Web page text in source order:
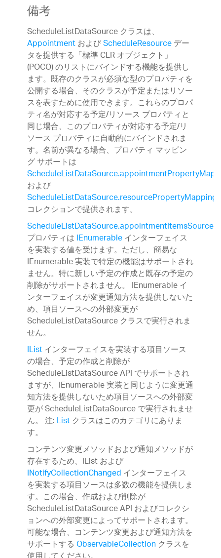
備考
ScheduleListDataSource クラスは、
AppointmentおよびScheduleResourceデー
タを提供する「標準 CLR オブジェクト」
(POCO) のリストにバインドする機能を提供し
ます。既存のクラスが必須な型のプロパティを
公開する場合、そのクラスが予定またはリソー
スを表すために使用できます。これらのプロパ
ティ名が対応する予定/リソース プロパティと
同じ場合、このプロパティが対応する予定/リ
ソース プロパティに自動的にバインドされま
す。名前が異なる場合、プロパティ マッピン
グ サポートは
および
ScheduleListDataSource.resourcePropertyMappings
コレクションで提供されます。
ScheduleListDataSource.appointmentItemsSource
プロパティはIEnumerableインターフェイス
を実装する値を受けます。ただし、簡易な
IEnumerable 実装で特定の機能はサポートされ
ません。特に新しい予定の作成と既存の予定の
削除がサポートされません。 IEnumerable イ
ンターフェイスが変更通知方法を提供しないた
め、項目ソースへの外部変更が
ScheduleListDataSource クラスで実行されま
せん。
IListインターフェイスを実装する項目ソース
の場合、予定の作成と削除が
ScheduleListDataSource API でサポートされ
ますが、IEnumerable 実装と同じように変更通
知方法を提供しないため項目ソースへの外部変
更が ScheduleListDataSource で実行されませ
ん。 注:Listクラスはこのカテゴリにありま
す。
コンテンツ変更メソッドおよび通知メソッドが
存在するため、IList および
INotifyCollectionChangedインターフェイス
を実装する項目ソースは多数の機能を提供しま
す。この場合、作成および削除が
ScheduleListDataSource API およびコレクシ
ョンへの外部変更によってサポートされます。
可能な場合、コンテンツ変更および通知方法を
サポートするObservableCollectionクラスを